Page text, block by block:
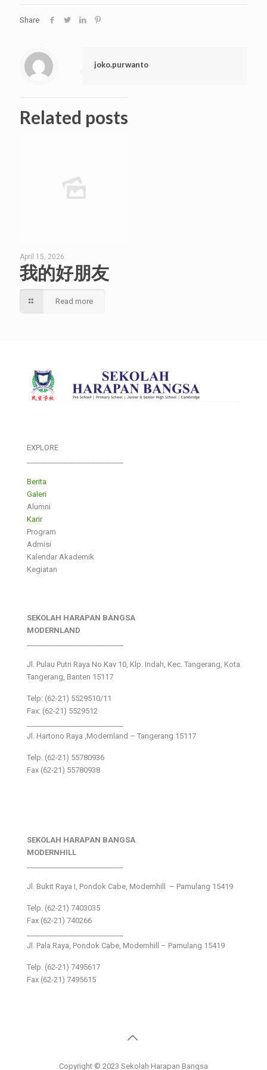
Share
joko.purwanto
Related posts
April 15, 2026
我的好朋友
Read more
EXPLORE
Berita
Galeri
Alumni
Karir
Program
Admisi
Kalendar Akademik
Kegiatan
SEKOLAH HARAPAN BANGSA
MODERNLAND
Jl. Pulau Putri Raya No.Kav 10, Klp. Indah, Kec. Tangerang, Kota
Tangerang, Banten 15117
Telp: (62-21) 5529510/11
Fax: (62-21) 5529512
Jl. Hartono Raya ,Modernland – Tangerang 15117
Telp. (62-21) 55780936
Fax (62-21) 55780938
SEKOLAH HARAPAN BANGSA
MODERNHILL
Jl. Bukit Raya I, Pondok Cabe, Modernhill – Pamulang 15419
Telp. (62-21) 7403035
Fax (62-21) 740266
Jl. Pala Raya, Pondok Cabe, Modernhill – Pamulang 15419
Telp. (62-21) 7495617
Fax (62-21) 7495615
Copyright © 2023 Sekolah Harapan Bangsa